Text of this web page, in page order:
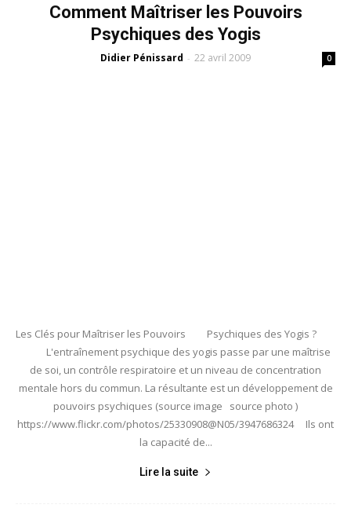
Comment Maîtriser les Pouvoirs
Psychiques des Yogis
Didier Pénissard - 22 avril 2009 0
Les Clés pour Maîtriser les Pouvoirs Psychiques des Yogis ?
L'entraînement psychique des yogis passe par une maîtrise
de soi, un contrôle respiratoire et un niveau de concentration
mentale hors du commun. La résultante est un développement de
pouvoirs psychiques (source image source photo )
https://www.flickr.com/photos/25330908@N05/3947686324 Ils ont
la capacité de...
Lire la suite